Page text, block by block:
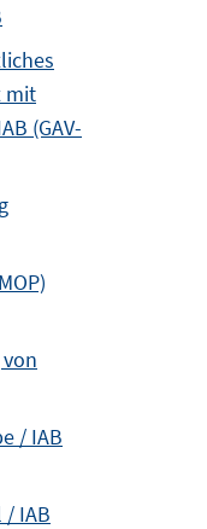
mit
(GAV-
/ IAB
/ IAB